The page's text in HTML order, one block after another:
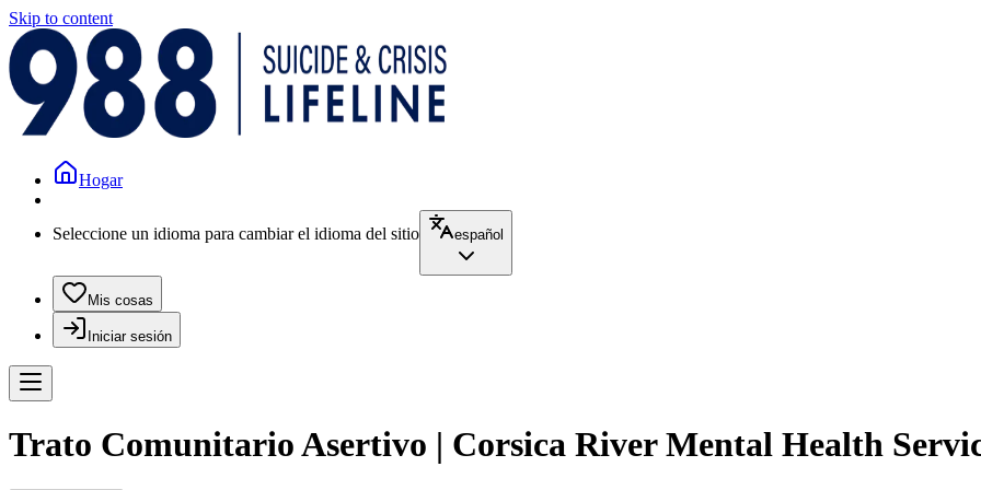
Skip to content
Hogar
Seleccione un idioma para cambiar el idioma del sitio español
Mis cosas
Iniciar sesión
Trato Comunitario Asertivo | Corsica River Mental Health